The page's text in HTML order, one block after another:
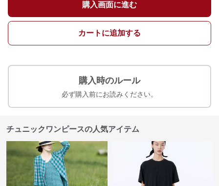
購入画面に進む
カートに追加する
購入時のルール
必ず購入前にお読みください。
チュニックワンピースの人気アイテム